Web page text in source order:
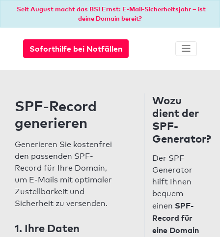
Seit August macht das BSI Ernst: E-Mail-Sicherheitsjahr – ist
deine Domain bereit?
Soforthilfe bei Notfällen
SPF-Record
generieren
Generieren Sie kostenfrei
den passenden SPF-
Record für Ihre Domain,
um E-Mails mit optimaler
Zustellbarkeit und
Sicherheit zu versenden.
1. Ihre Daten
Wozu
dient der
SPF-
Generator?
Der SPF
Generator
hilft Ihnen
bequem
einen SPF-
Record für
eine Domain